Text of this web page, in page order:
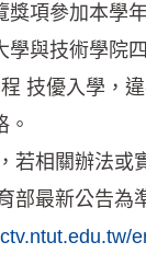
獎項參加本學
學與技術學院
技優入學，
。
若相關辦法或
部最新公告為